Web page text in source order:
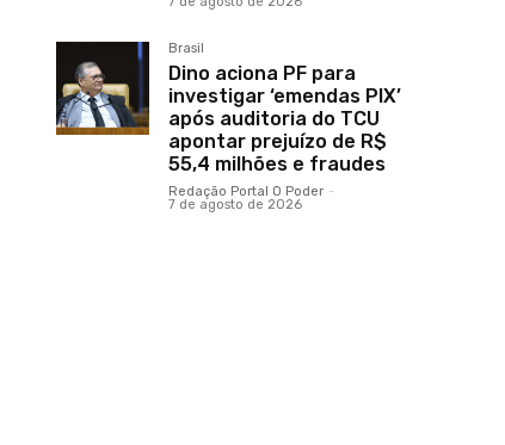
Brasil
Dino aciona PF para
investigar ‘emendas PIX’
após auditoria do TCU
apontar prejuízo de R$
55,4 milhões e fraudes
Redação Portal O Poder -
7 de agosto de 2026